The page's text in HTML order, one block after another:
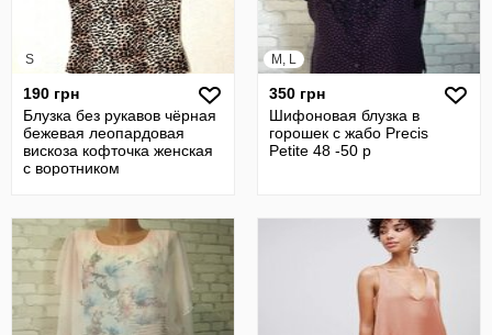
S
190 грн
Блузка без рукавов чёрная
бежевая леопардовая
вискоза кофточка женская
с воротником
M, L
350 грн
Шифоновая блузка в
горошек с жабо Precis
Petite 48 -50 р